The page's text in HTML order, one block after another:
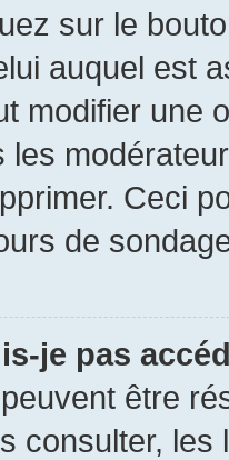
sur le
auquel est
modifier une
les
Ceci
de
je pas
être
consulter,